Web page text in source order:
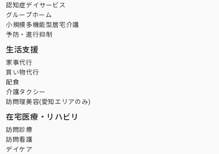
認知症デイサービス
グループホーム
小規模多機能型居宅介護
予防・進行抑制
生活支援
家事代行
買い物代行
配食
介護タクシー
訪問理美容(愛知エリアのみ)
在宅医療・リハビリ
訪問診療
訪問看護
デイケア